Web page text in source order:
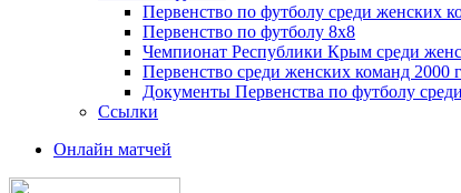
Первенство по футболу среди женских
Первенство по футболу 8х8
Чемпионат Республики Крым среди
Первенство среди женских команд 2000
Документы Первенства по футболу
Ссылки
Онлайн матчей